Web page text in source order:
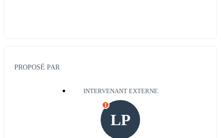
PROPOSÉ PAR
INTERVENANT EXTERNE
LP
I